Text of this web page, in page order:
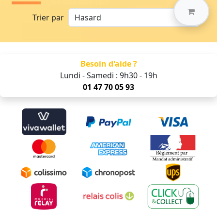
Trier par
Besoin d'aide ?
Lundi - Samedi : 9h30 - 19h
01 47 70 05 93